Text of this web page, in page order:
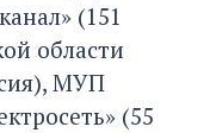
(151
области
МУП
(55